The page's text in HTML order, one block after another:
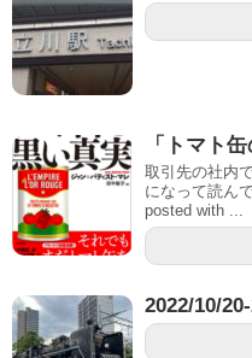
「トマト
取引先の社内
になって読ん
posted with ...
2022/10/